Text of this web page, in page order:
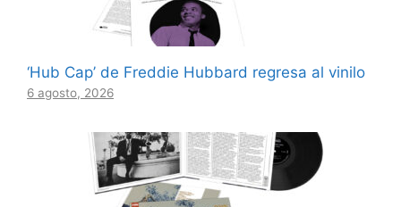
‘Hub Cap’ de Freddie Hubbard regresa al vinilo
6 agosto, 2026